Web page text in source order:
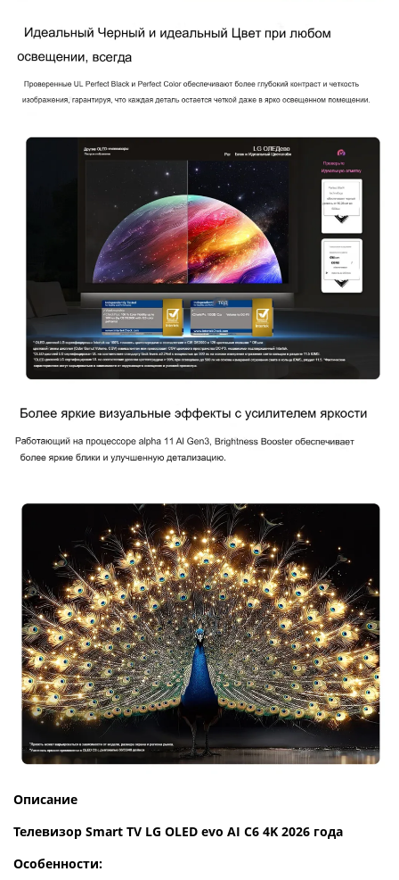
Описание
Телевизор Smart TV LG OLED evo AI C6 4K 2026 года
Особенности: